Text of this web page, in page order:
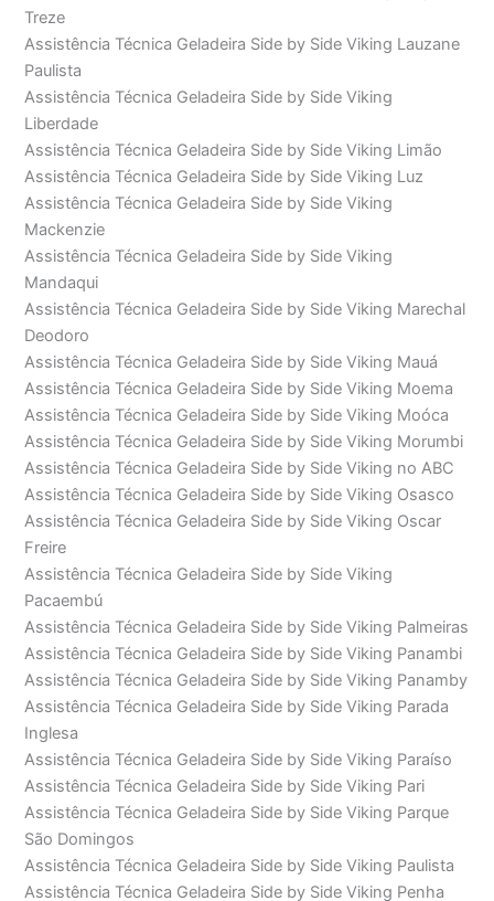
Treze
Assistência Técnica Geladeira Side by Side Viking Lauzane
Paulista
Assistência Técnica Geladeira Side by Side Viking
Liberdade
Assistência Técnica Geladeira Side by Side Viking Limão
Assistência Técnica Geladeira Side by Side Viking Luz
Assistência Técnica Geladeira Side by Side Viking
Mackenzie
Assistência Técnica Geladeira Side by Side Viking
Mandaqui
Assistência Técnica Geladeira Side by Side Viking Marechal
Deodoro
Assistência Técnica Geladeira Side by Side Viking Mauá
Assistência Técnica Geladeira Side by Side Viking Moema
Assistência Técnica Geladeira Side by Side Viking Moóca
Assistência Técnica Geladeira Side by Side Viking Morumbi
Assistência Técnica Geladeira Side by Side Viking no ABC
Assistência Técnica Geladeira Side by Side Viking Osasco
Assistência Técnica Geladeira Side by Side Viking Oscar
Freire
Assistência Técnica Geladeira Side by Side Viking
Pacaembú
Assistência Técnica Geladeira Side by Side Viking Palmeiras
Assistência Técnica Geladeira Side by Side Viking Panambi
Assistência Técnica Geladeira Side by Side Viking Panamby
Assistência Técnica Geladeira Side by Side Viking Parada
Inglesa
Assistência Técnica Geladeira Side by Side Viking Paraíso
Assistência Técnica Geladeira Side by Side Viking Pari
Assistência Técnica Geladeira Side by Side Viking Parque
São Domingos
Assistência Técnica Geladeira Side by Side Viking Paulista
Assistência Técnica Geladeira Side by Side Viking Penha